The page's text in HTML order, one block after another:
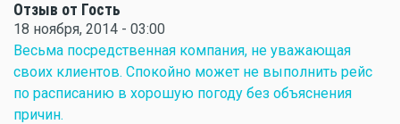
Отзыв от Гость
18 ноября, 2014 - 03:00
Весьма посредственная компания, не уважающая
своих клиентов. Спокойно может не выполнить рейс
по расписанию в хорошую погоду без объяснения
причин.